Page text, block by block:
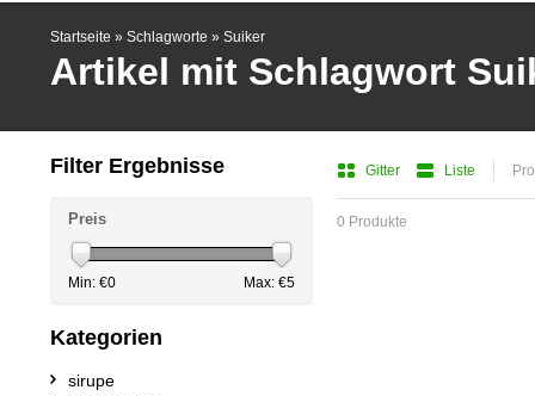
Startseite » Schlagworte » Suiker
Artikel mit Schlagwort
Gitter Liste
0 Produkte
Filter Ergebnisse
Preis
Min: €0 Max: €5
Kategorien
sirupe